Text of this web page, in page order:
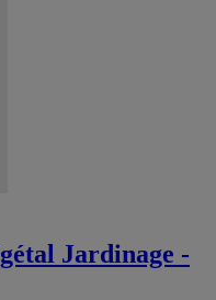
Jardinage -